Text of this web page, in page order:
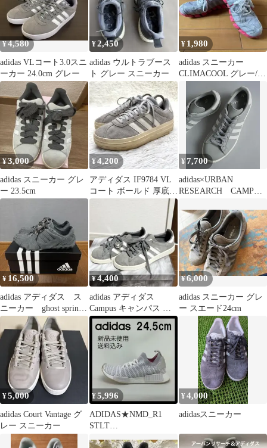
¥4,580
adidas VLコート3.0スニ
ーカー 24.0cm グレー
¥2,450
adidas ウルトラブース
ト グレー スニーカー
¥ 1,980
adidas スニーカー
CLIMACOOL グレー/ピ
¥3,000
adidas スニーカー グレ
ー 23.5cm
¥4,200
アディダス IF9784 VL
コート ボールド 厚底
プラットフォームソー
¥7,700
adidas×URBAN
RESEARCH CAMPUS
¥ 16,500
adidas アディダス ス
ニーカー ghost sprint
グレー
¥4,400
adidas アディダス
Campus キャンパス ス
エード グレー
¥6,000
adidas スニーカー グレ
ー スエード24cm
¥5,000
adidas Court Vantage グ
レー スニーカー
¥5,996
ADIDAS★NMD_R1
STLT
¥4,000
adidasスニーカー